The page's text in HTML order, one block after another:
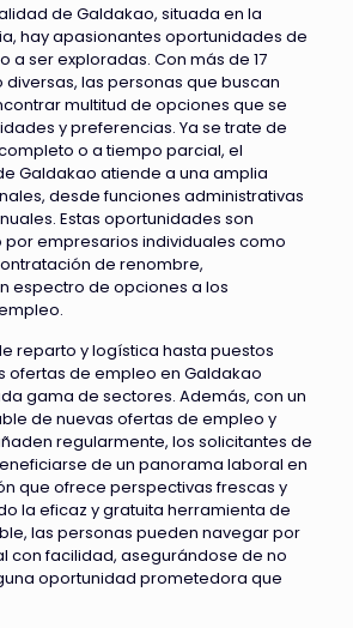
de Galdakao, situada en la
hay apasionantes oportunidades de
a ser exploradas. Con más de 17
las personas que buscan
multitud de opciones que se
y preferencias. Ya se trate de
o a tiempo parcial, el
Galdakao atiende a una amplia
desde funciones administrativas
Estas oportunidades son
empresarios individuales como
de renombre,
espectro de opciones a los
reparto y logística hasta puestos
ofertas de empleo en Galdakao
gama de sectores. Además, con un
de nuevas ofertas de empleo y
regularmente, los solicitantes de
de un panorama laboral en
que ofrece perspectivas frescas y
la eficaz y gratuita herramienta de
las personas pueden navegar por
con facilidad, asegurándose de no
oportunidad prometedora que